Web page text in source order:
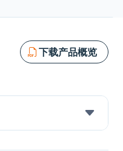
下载产品概览